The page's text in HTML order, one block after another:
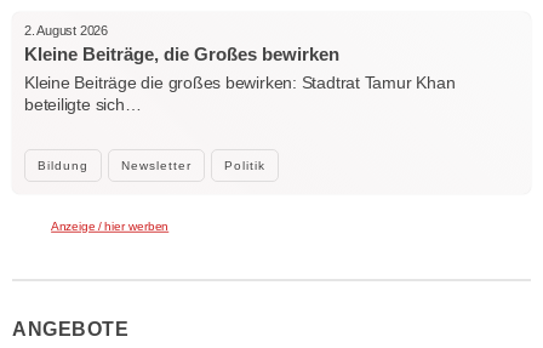
Bildung Newsletter Politik
2. August 2026
Kleine Beiträge, die Großes bewirken
Kleine Beiträge die großes bewirken: Stadtrat Tamur Khan
beteiligte sich…
Anzeige / hier werben
ANGEBOTE